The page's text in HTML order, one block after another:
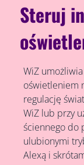
Steruj
WiZ
oświetleniem
regulację
WiZ lub przy
ściennego do
ulubionymi
Alexą i